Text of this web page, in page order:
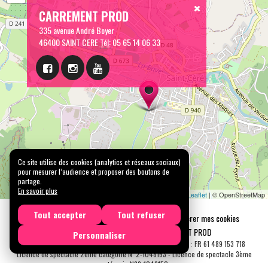
CARREMENT PROD
335 avenue André Boyer
46400 SAINT CERETél:05 65 14 06 33
Leaflet | © OpenStreetMap
Mentions légales Confidentialité
Gérer mes cookies
Tous droits réservés © 2026 |
CARREMENT PROD
N° SIRET : 489 153 718 00031 - APE : 9001 Z - N° TVA Int. : FR 61 489 153 718
Licence de spectacle 2ème catégorie N°2-1048153 - Licence de spectacle 3ème
catégorie N°3-1048152
Ce site utilise des cookies (analytics et réseaux sociaux)
pour mesurer l’audience et proposer des boutons de
partage.
En savoir plus
Tout accepter
Tout refuser
Personnaliser